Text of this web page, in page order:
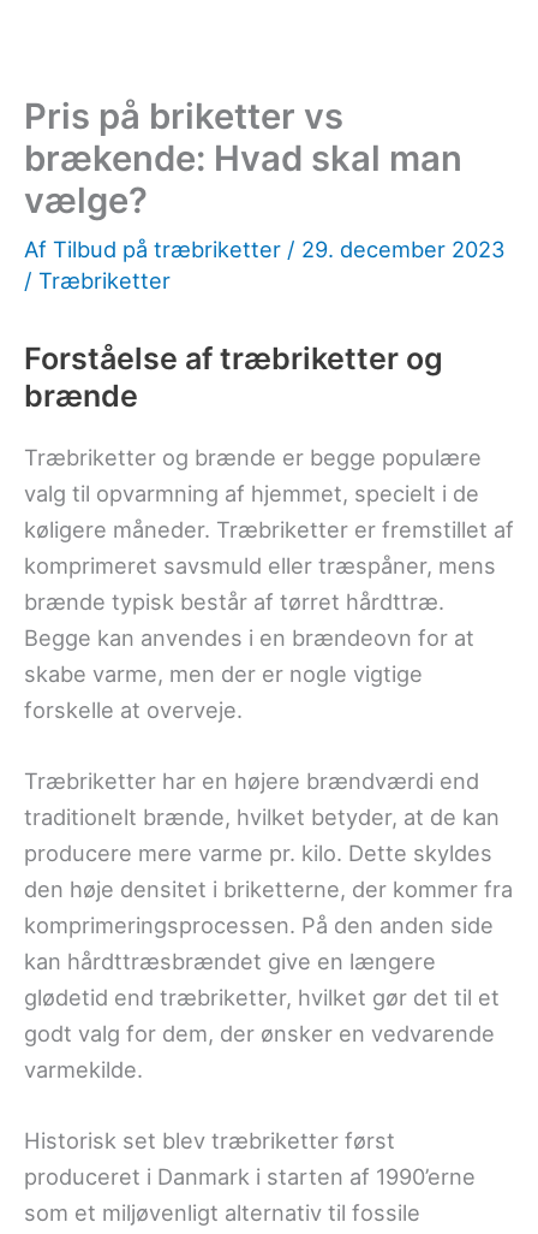
Pris på briketter vs
brækende: Hvad skal man
vælge?
Af Tilbud på træbriketter / 29. december 2023
/ Træbriketter
Forståelse af træbriketter og
brænde
Træbriketter og brænde er begge populære
valg til opvarmning af hjemmet, specielt i de
køligere måneder. Træbriketter er fremstillet af
komprimeret savsmuld eller træspåner, mens
brænde typisk består af tørret hårdttræ.
Begge kan anvendes i en brændeovn for at
skabe varme, men der er nogle vigtige
forskelle at overveje.
Træbriketter har en højere brændværdi end
traditionelt brænde, hvilket betyder, at de kan
producere mere varme pr. kilo. Dette skyldes
den høje densitet i briketterne, der kommer fra
komprimeringsprocessen. På den anden side
kan hårdttræsbrændet give en længere
glødetid end træbriketter, hvilket gør det til et
godt valg for dem, der ønsker en vedvarende
varmekilde.
Historisk set blev træbriketter først
produceret i Danmark i starten af 1990’erne
som et miljøvenligt alternativ til fossile